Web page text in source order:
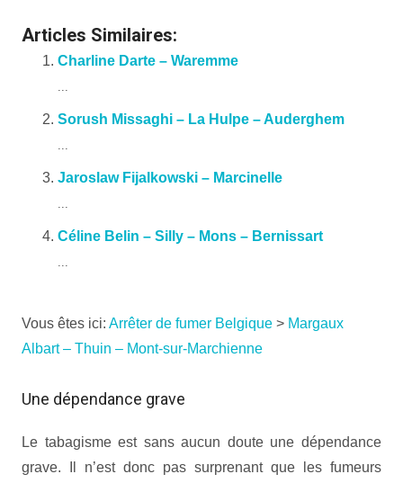
Articles Similaires:
Charline Darte – Waremme
Sorush Missaghi – La Hulpe – Auderghem
Jaroslaw Fijalkowski – Marcinelle
Céline Belin – Silly – Mons – Bernissart
Vous êtes ici: Arrêter de fumer Belgique > Margaux
Albart – Thuin – Mont-sur-Marchienne
Une dépendance grave
Le tabagisme est sans aucun doute une dépendance
grave. Il n’est donc pas surprenant que les fumeurs